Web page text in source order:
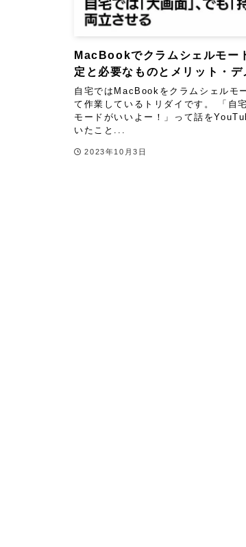
MacBookでクラムシェルモー
定と必要なものとメリット・
自宅ではMacBookをクラムシェルモ
て作業しているトリダイです。 「自
モードがいいよー！」って話を
いたこと...
2023年10月3日